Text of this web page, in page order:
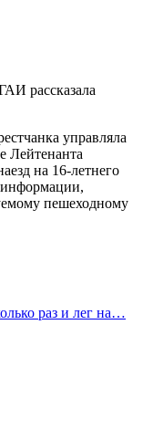
управляла
Лейтенанта
на 16-летнего
информации,
пешеходному
раз и лег на…